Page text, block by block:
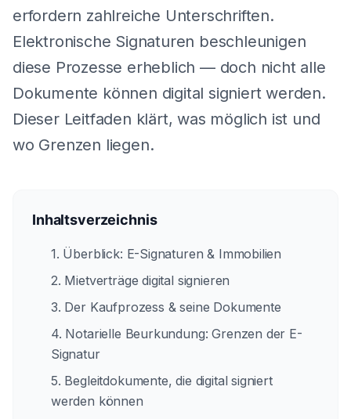
erfordern zahlreiche Unterschriften.
Elektronische Signaturen beschleunigen
diese Prozesse erheblich — doch nicht alle
Dokumente können digital signiert werden.
Dieser Leitfaden klärt, was möglich ist und
wo Grenzen liegen.
Inhaltsverzeichnis
1. Überblick: E-Signaturen & Immobilien
2. Mietverträge digital signieren
3. Der Kaufprozess & seine Dokumente
4. Notarielle Beurkundung: Grenzen der E-
Signatur
5. Begleitdokumente, die digital signiert
werden können